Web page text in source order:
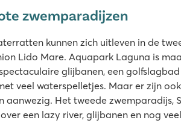
zwemparadijzen
kunnen zich uitleven in de
Lido Mare. Aquapark Laguna is
glijbanen, een
veel waterspelletjes. Maar er zijn
aanwezig. Het tweede zwemparadijs,
een lazy river, glijbanen en nog